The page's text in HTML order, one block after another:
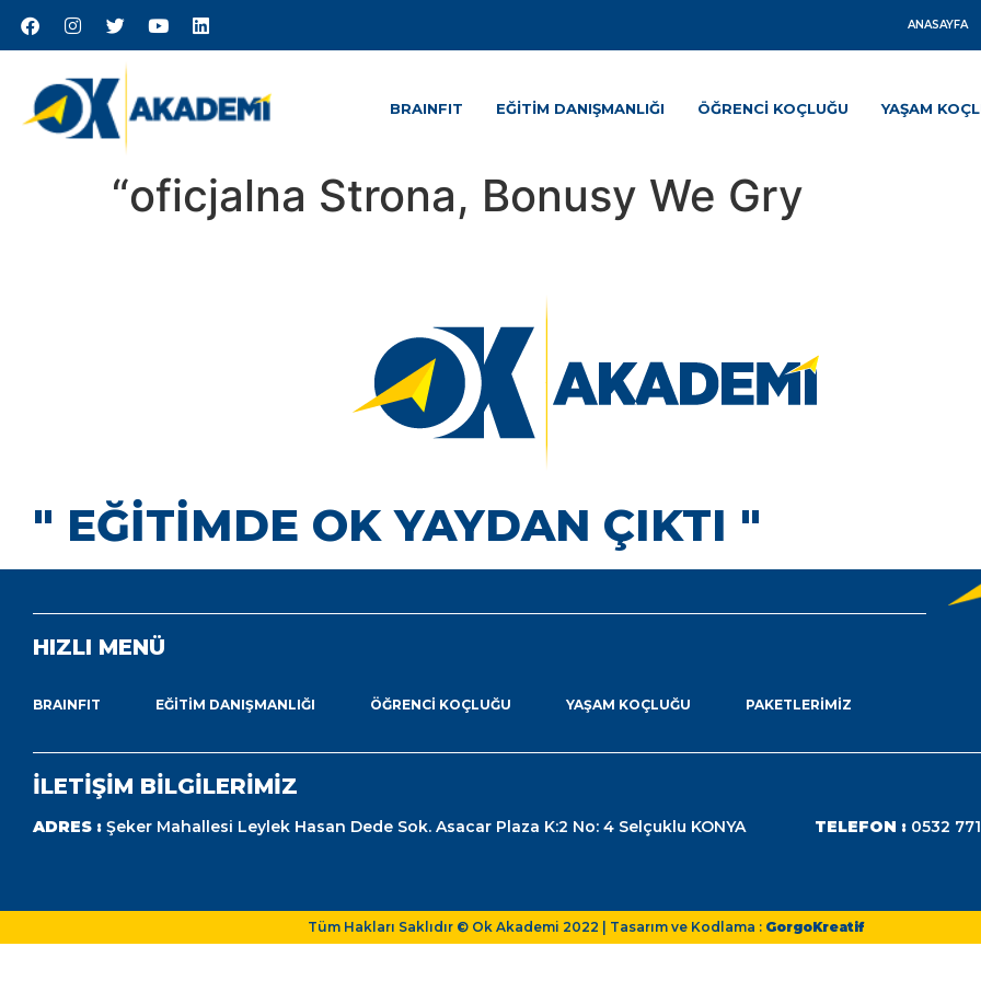
ANASAYFA
BRAINFIT EĞITIM DANIŞMANLIĞI ÖĞRENCI KOÇLUĞU YAŞAM
“oficjalna Strona, Bonusy We Gry
" EĞİTİMDE OK YAYDAN ÇIKTI "
HIZLI MENÜ
BRAINFIT EĞITIM DANIŞMANLIĞI ÖĞRENCI KOÇLUĞU YAŞAM KOÇLUĞU PAKETLERIMIZ
İLETİŞİM BİLGİLERİMİZ
ADRES : Şeker Mahallesi Leylek Hasan Dede Sok. Asacar Plaza K:2 No: 4 Selçuklu KONYA TELEFON : 0532
Tüm Hakları Saklıdır © Ok Akademi 2022 | Tasarım ve Kodlama : GorgoKreatif